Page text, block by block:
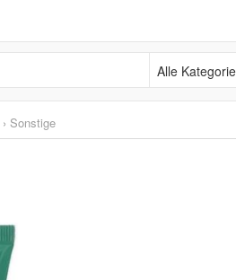
Alle Kategorien
› Sonstige